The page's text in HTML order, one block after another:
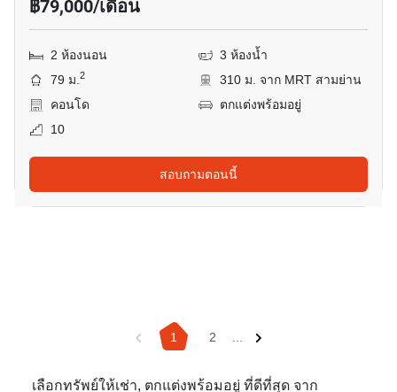
฿79,000/เดือน
2 ห้องนอน
3 ห้องน้ำ
79 ม.2
310 ม. จาก MRT สามย่าน
คอนโด
ตกแต่งพร้อมอยู่
10
สอบถามตอนนี้
1 2 ...
เลือกทรัพย์ให้เช่า, ตกแต่งพร้อมอยู่ ที่ดีที่สุด จาก